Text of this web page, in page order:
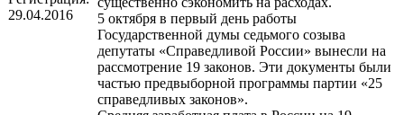
29.04.2016
5 октября в первый день работы
Государственной думы седьмого созыва
депутаты «Справедливой России» вынесли на
рассмотрение 19 законов. Эти документы были
частью предвыборной программы партии «25
справедливых законов».